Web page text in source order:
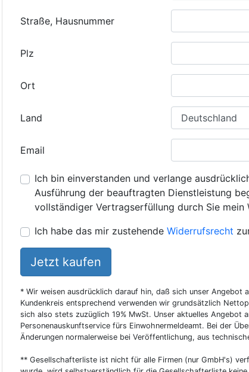
Straße, Hausnummer
Plz
Ort
Land
Email
Ich bin einverstanden und verlange
Ausführung der beauftragten Dienstleistung
vollständiger Vertragserfüllung durch Sie mein
Ich habe das mir zustehende Widerrufsrecht
Jetzt kaufen
* Wir weisen ausdrücklich darauf hin, daß sich unser Angebot
Kundenkreis entsprechend verwenden wir grundsätzlich
sich also stets zuzüglich 19% MwSt. Unser aktuelles Angebot
Personenauskunftservice fürs Einwohnermeldeamt. Bei der
Änderungen normalerweise bei Veröffentlichung, aus
** Gesellschafterliste ist nicht für alle Firmen (nur GmbH's)